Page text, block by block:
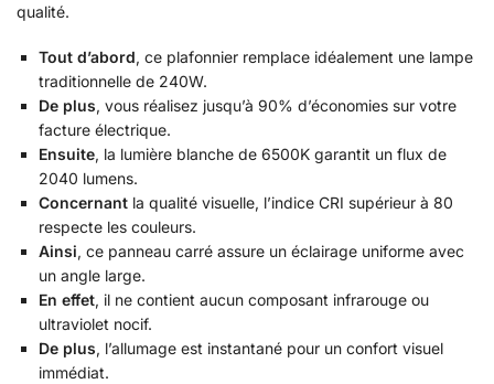
qualité.
Tout d’abord, ce plafonnier remplace idéalement une lampe
traditionnelle de 240W.
De plus, vous réalisez jusqu’à 90% d’économies sur votre
facture électrique.
Ensuite, la lumière blanche de 6500K garantit un flux de
2040 lumens.
Concernant la qualité visuelle, l’indice CRI supérieur à 80
respecte les couleurs.
Ainsi, ce panneau carré assure un éclairage uniforme avec
un angle large.
En effet, il ne contient aucun composant infrarouge ou
ultraviolet nocif.
De plus, l’allumage est instantané pour un confort visuel
immédiat.